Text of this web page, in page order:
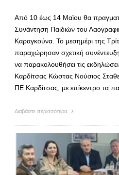
Από 10 έως 14 Μαϊου θα
Συνάντηση Παιδιών του
Καραγκούνα. Το μεσημέρι της
παραχώρησαν σχετική
να παρακολουθήσει τις
Καρδίτσας Κώστας Νούσιος
ΠΕ Καρδίτσας, με επίκεντρο τα
Διαβάστε περισσότερα